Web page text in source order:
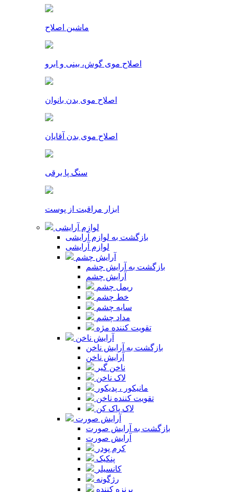
ماشین اصلاح
اصلاح موی گوش، بینی و ابرو
اصلاح موی بدن بانوان
اصلاح موی بدن آقایان
سنگ پا برقی
ابزار مراقبت از پوست
لوازم آرایشی
بازگشت به لوازم آرایشی
لوازم آرایشی
آرایش چشم
بازگشت به آرایش چشم
آرایش چشم
ریمل چشم
خط چشم
سایه چشم
مداد چشم
تقویت کننده مژه
آرایش ناخن
بازگشت به آرایش ناخن
آرایش ناخن
ناخن گیر
لاک ناخن
مانیکور ، پدیکور
تقویت کننده ناخن
لاک پاک کن
آرایش صورت
بازگشت به آرایش صورت
آرایش صورت
کرم پودر
پنکیک
کانسیلر
رژگونه
برنزه کننده